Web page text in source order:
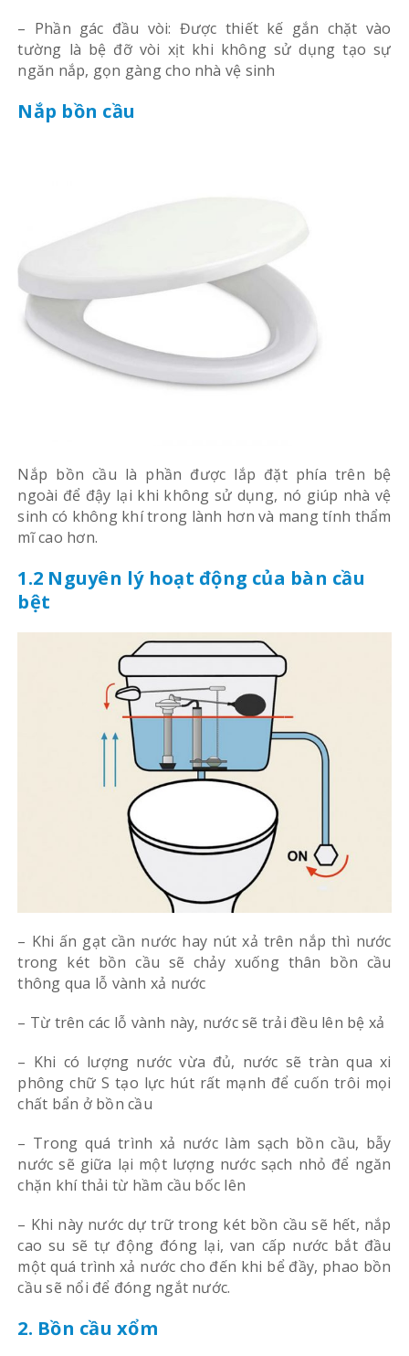
– Phần gác đầu vòi: Được thiết kế gắn chặt vào
tường là bệ đỡ vòi xịt khi không sử dụng tạo sự
ngăn nắp, gọn gàng cho nhà vệ sinh
Nắp bồn cầu
Nắp bồn cầu là phần được lắp đặt phía trên bệ
ngoài để đậy lại khi không sử dụng, nó giúp nhà vệ
sinh có không khí trong lành hơn và mang tính thẩm
mĩ cao hơn.
1.2 Nguyên lý hoạt động của bàn cầu
bệt
– Khi ấn gạt cần nước hay nút xả trên nắp thì nước
trong két bồn cầu sẽ chảy xuống thân bồn cầu
thông qua lỗ vành xả nước
– Từ trên các lỗ vành này, nước sẽ trải đều lên bệ xả
– Khi có lượng nước vừa đủ, nước sẽ tràn qua xi
phông chữ S tạo lực hút rất mạnh để cuốn trôi mọi
chất bẩn ở bồn cầu
– Trong quá trình xả nước làm sạch bồn cầu, bẫy
nước sẽ giữa lại một lượng nước sạch nhỏ để ngăn
chặn khí thải từ hầm cầu bốc lên
– Khi này nước dự trữ trong két bồn cầu sẽ hết, nắp
cao su sẽ tự động đóng lại, van cấp nước bắt đầu
một quá trình xả nước cho đến khi bể đầy, phao bồn
cầu sẽ nổi để đóng ngắt nước.
2. Bồn cầu xổm